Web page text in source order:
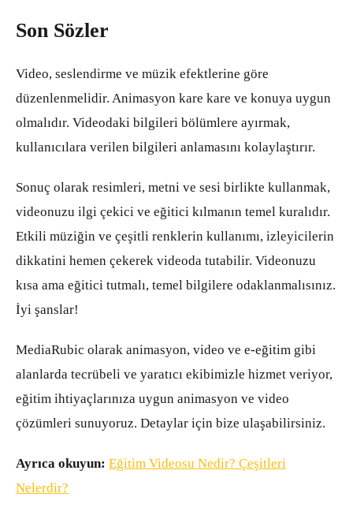
Son Sözler
Video, seslendirme ve müzik efektlerine göre
düzenlenmelidir. Animasyon kare kare ve konuya uygun
olmalıdır. Videodaki bilgileri bölümlere ayırmak,
kullanıcılara verilen bilgileri anlamasını kolaylaştırır.
Sonuç olarak resimleri, metni ve sesi birlikte kullanmak,
videonuzu ilgi çekici ve eğitici kılmanın temel kuralıdır.
Etkili müziğin ve çeşitli renklerin kullanımı, izleyicilerin
dikkatini hemen çekerek videoda tutabilir. Videonuzu
kısa ama eğitici tutmalı, temel bilgilere odaklanmalısınız.
İyi şanslar!
MediaRubic olarak animasyon, video ve e-eğitim gibi
alanlarda tecrübeli ve yaratıcı ekibimizle hizmet veriyor,
eğitim ihtiyaçlarınıza uygun animasyon ve video
çözümleri sunuyoruz. Detaylar için bize ulaşabilirsiniz.
Ayrıca okuyun: Eğitim Videosu Nedir? Çeşitleri
Nelerdir?